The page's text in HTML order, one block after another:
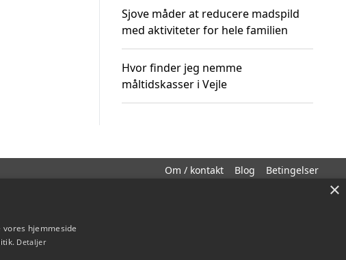
Sjove måder at reducere madspild
med aktiviteter for hele familien
Hvor finder jeg nemme
måltidskasser i Vejle
Om / kontakt Blog Betingelser
×
hjemmeside
Detaljer